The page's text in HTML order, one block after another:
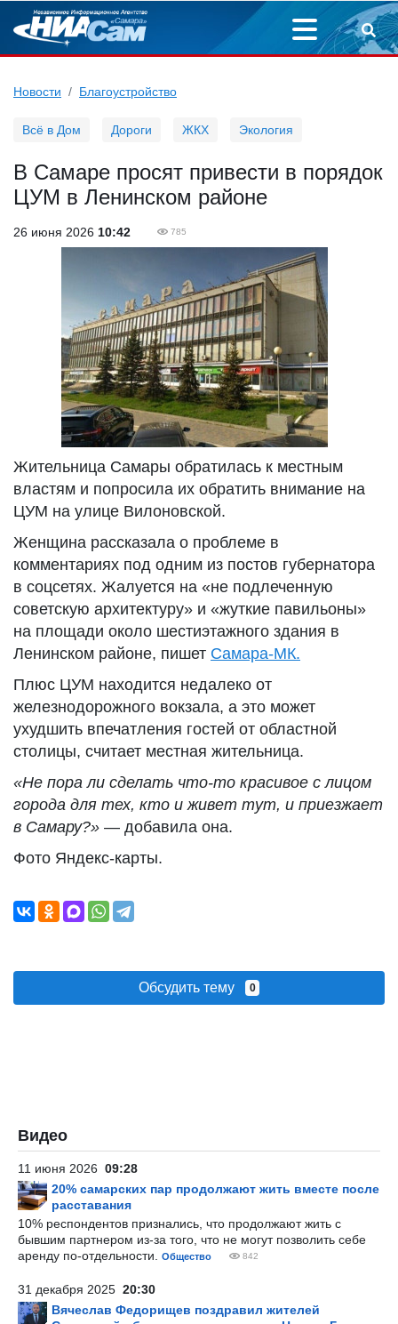
Новости Благоустройство
Всё в Дом Дороги ЖКХ Экология
В Самаре просят привести в порядок
ЦУМ в Ленинском районе
26 июня 2026 10:42 785
Жительница Самары обратилась к местным
властям и попросила их обратить внимание на
ЦУМ на улице Вилоновской.
Женщина рассказала о проблеме в
комментариях под одним из постов губернатора
в соцсетях. Жалуется на «не подлеченную
советскую архитектуру» и «жуткие павильоны»
на площади около шестиэтажного здания в
Ленинском районе, пишет Самара-МК.
Плюс ЦУМ находится недалеко от
железнодорожного вокзала, а это может
ухудшить впечатления гостей от областной
столицы, считает местная жительница.
«Не пора ли сделать что-то красивое с лицом
города для тех, кто и живет тут, и приезжает
в Самару?» — добавила она.
Фото Яндекс-карты.
Обсудить тему 0
Видео
11 июня 2026 09:28
20% самарских пар продолжают жить вместе после
расставания
10% респондентов признались, что продолжают жить с
бывшим партнером из-за того, что не могут позволить себе
аренду по-отдельности.
Общество 842
31 декабря 2025 20:30
Вячеслав Федорищев поздравил жителей